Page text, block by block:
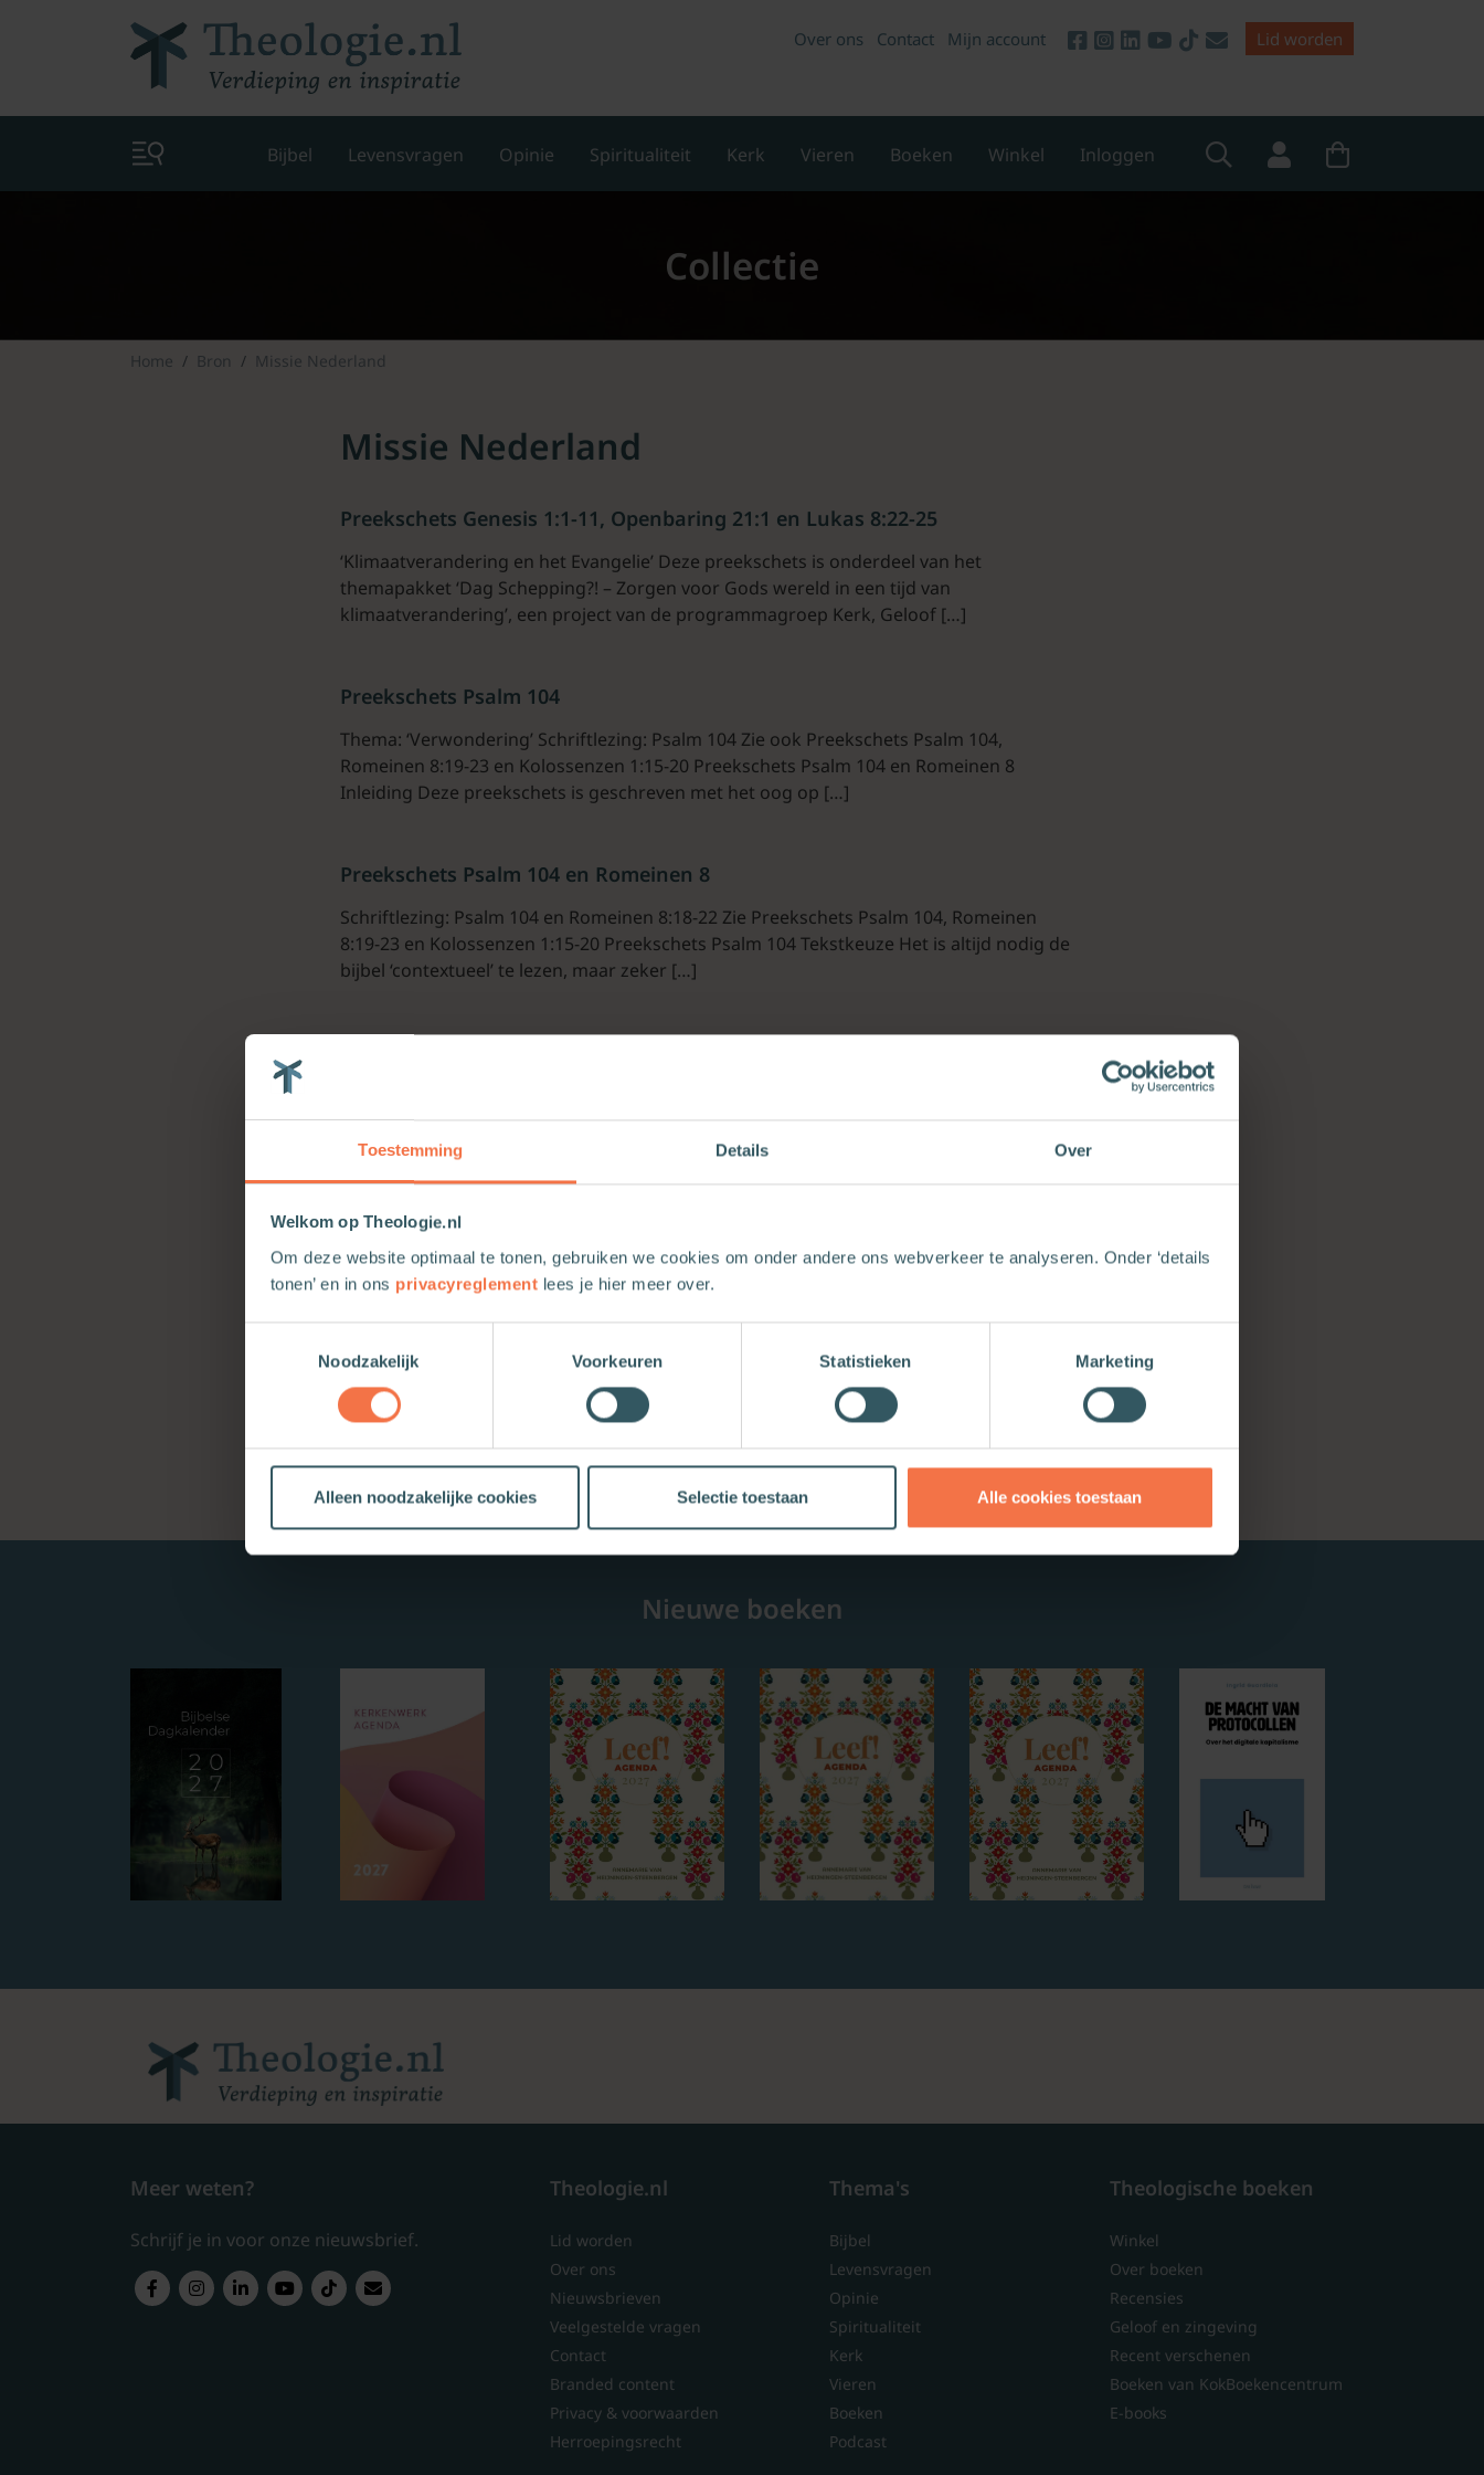
Toestemming Details Over
Welkom op Theologie.nl
Om deze website optimaal te tonen, gebruiken we cookies om onder andere ons webverkeer te analyseren. Onder ‘details
tonen’ en in ons privacyreglement lees je hier meer over.
Noodzakelijk
Voorkeuren Statistieken Marketing
Alleen noodzakelijke cookies Selectie toestaan Alle cookies toestaan
Over ons Contact Mijn account Lid worden
Bijbel Levensvragen Opinie Spiritualiteit Kerk Vieren Boeken Winkel Inloggen
Collectie
Home Bron Missie Nederland
Missie Nederland
Preekschets Genesis 1:1-11, Openbaring 21:1 en Lukas 8:22-25
‘Klimaatverandering en het Evangelie’ Deze preekschets is onderdeel van het
themapakket ‘Dag Schepping?! – Zorgen voor Gods wereld in een tijd van
klimaatverandering’, een project van de programmagroep Kerk, Geloof […]
Preekschets Psalm 104
Thema: ‘Verwondering’ Schriftlezing: Psalm 104 Zie ook Preekschets Psalm 104,
Romeinen 8:19-23 en Kolossenzen 1:15-20 Preekschets Psalm 104 en Romeinen 8
Inleiding Deze preekschets is geschreven met het oog op […]
Preekschets Psalm 104 en Romeinen 8
Schriftlezing: Psalm 104 en Romeinen 8:18-22 Zie Preekschets Psalm 104, Romeinen
8:19-23 en Kolossenzen 1:15-20 Preekschets Psalm 104 Tekstkeuze Het is altijd nodig de
bijbel ‘contextueel’ te lezen, maar zeker […]
Psalm 104 Thema en achtergrond Bijbellezingen: − Psalm 104: Vertelt levendig over
Gods hand in de schepping. − Romeinen […]
Preekschets Psalm 84 en Matteüs 10:29,31
Deze preekschets is onderdeel van het themapakket ‘Buitengewoon’, een project van
de programmagroep Kerk, Geloof en Levensstijl, van het Christelijk Ecologisch Netwerk
(CEN). Oorspronkelijke uitgever: Evangelische Alliantie (nu: Missie Nederland). […]
1
Nieuwe boeken
Meer weten?
Schrijf je in voor onze nieuwsbrief.
Theologie.nl
Lid worden
Over ons
Nieuwsbrieven
Veelgestelde vragen
Contact
Branded content
Privacy & voorwaarden
Herroepingsrecht
Thema's
Bijbel
Levensvragen
Opinie
Spiritualiteit
Kerk
Vieren
Boeken
Podcast
Theologische boeken
Winkel
Over boeken
Recensies
Geloof en zingeving
Recent verschenen
Boeken van KokBoekencentrum
E-books